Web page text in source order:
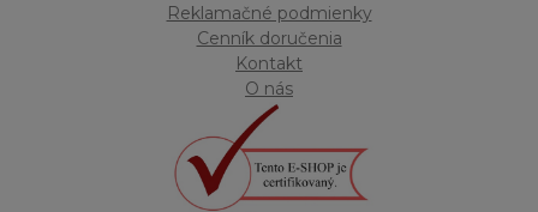
Reklamačné podmienky
Cenník doručenia
Kontakt
O nás